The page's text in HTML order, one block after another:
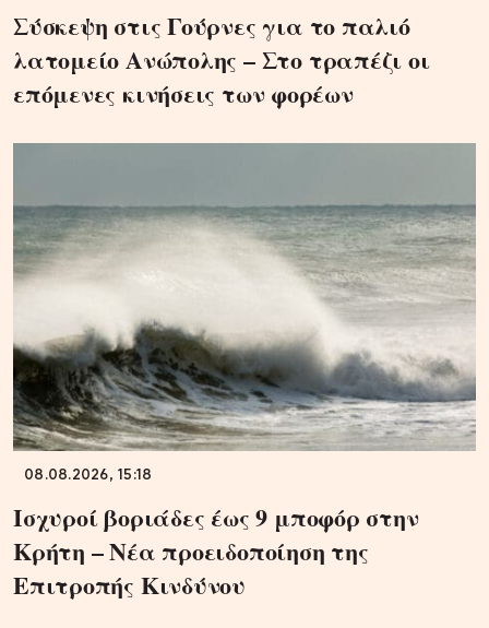
Σύσκεψη στις Γούρνες για το παλιό
λατομείο Ανώπολης – Στο τραπέζι οι
επόμενες κινήσεις των φορέων
08.08.2026, 15:18
Ισχυροί βοριάδες έως 9 μποφόρ στην
Κρήτη – Νέα προειδοποίηση της
Επιτροπής Κινδύνου